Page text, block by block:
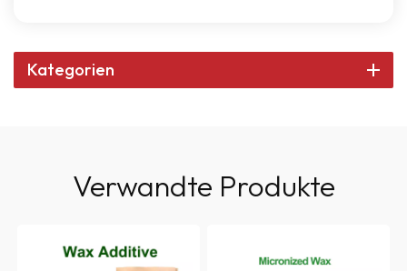
Kategorien
Verwandte Produkte